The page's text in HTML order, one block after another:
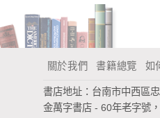
關於我們 書籍總覽 如
書店地址：台南市中西區
金萬字書店 - 60年老字號